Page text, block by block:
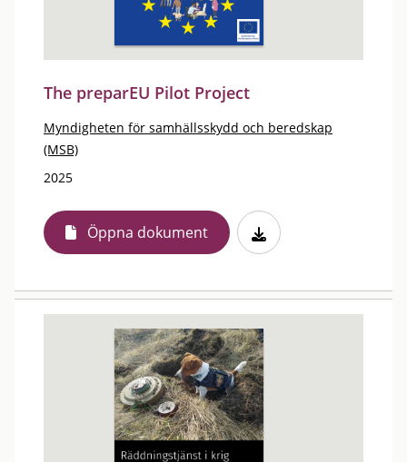
The preparEU Pilot Project
Myndigheten för samhällsskydd och beredskap
(MSB)
2025
Öppna dokument